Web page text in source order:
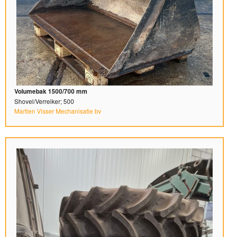
Volumebak 1500/700 mm
Shovel/Verreiker; 500
Martien Visser Mechanisatie bv